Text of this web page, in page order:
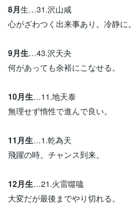
8月生…31.沢山咸
心がざわつく出来事あり。冷静に。
9月生…43.沢天夬
何があっても余裕にこなせる。
10月生…11.地天泰
無理せず惰性で進んで良い。
11月生…1.乾為天
飛躍の時。チャンス到来。
12月生…21.火雷噬嗑
大変だが最後までやり切れる。